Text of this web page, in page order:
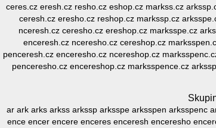
ceres.cz eresh.cz resho.cz eshop.cz markss.cz
ceresh.cz eresho.cz reshop.cz markssp.cz
nceresh.cz ceresho.cz ereshop.cz marksspe.cz
enceresh.cz nceresho.cz cereshop.cz
penceresh.cz enceresho.cz ncereshop.cz
penceresho.cz encereshop.cz marksspence.cz
ar ark arks arkss arkssp arksspe arksspen arksspenc
ence encer encere enceres enceresh enceresho